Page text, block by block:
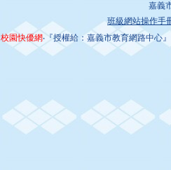
嘉義
班級網站操作手
校園快優網‧『授權給：嘉義市教育網路中心』